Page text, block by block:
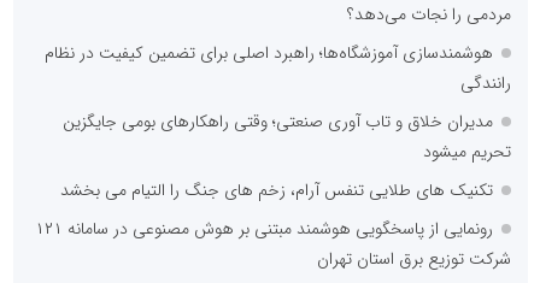
مردمی را نجات می‌دهد؟
هوشمندسازی آموزشگاه‌ها؛ راهبرد اصلی برای تضمین کیفیت در نظام
رانندگی
مدیران خلاق و تاب آوری صنعتی؛ وقتی راهکارهای بومی جایگزین
تحریم میشود
تکنیک های طلایی تنفس آرام، زخم های جنگ را التیام می بخشد
رونمایی از پاسخگویی هوشمند مبتنی بر هوش مصنوعی در سامانه ۱۲۱
شرکت توزیع برق استان تهران